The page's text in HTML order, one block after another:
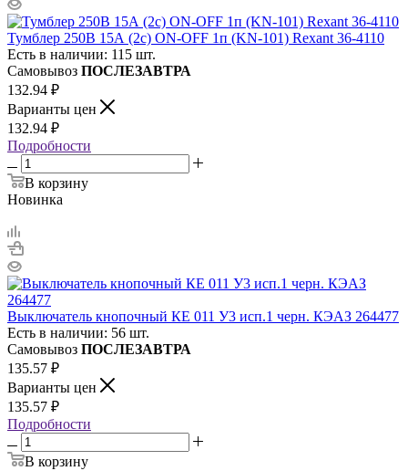
Тумблер 250В 15А (2с) ON-OFF 1п (KN-101) Rexant 36-4110
Есть в наличии: 115 шт.
Самовывоз ПОСЛЕЗАВТРА
132.94 ₽
Варианты цен
132.94 ₽
Подробности
В корзину
Новинка
Выключатель кнопочный КЕ 011 У3 исп.1 черн. КЭАЗ 264477
Есть в наличии: 56 шт.
Самовывоз ПОСЛЕЗАВТРА
135.57 ₽
Варианты цен
135.57 ₽
Подробности
В корзину